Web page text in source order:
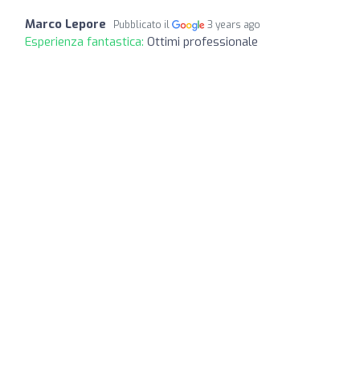
Marco Lepore Pubblicato il 3 years ago
Esperienza fantastica: Ottimi professionale